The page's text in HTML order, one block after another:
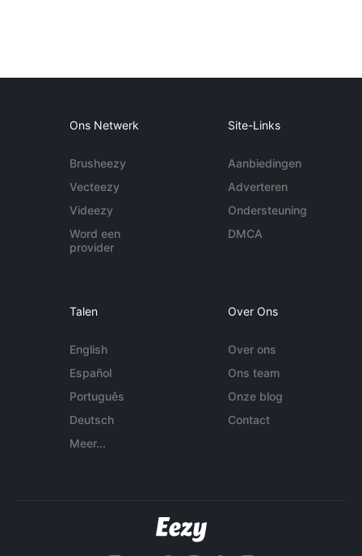
Ons Netwerk
Brusheezy
Vecteezy
Videezy
Word een
provider
Site-Links
Aanbiedingen
Adverteren
Ondersteuning
DMCA
Talen
English
Español
Português
Deutsch
Meer...
Over Ons
Over ons
Ons team
Onze blog
Contact